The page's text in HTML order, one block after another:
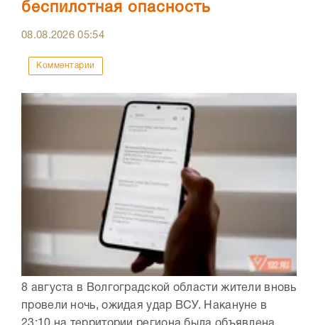
беспилотная опасность
08.08.202605:54
Комментарии
8 августа в Волгоградской области жители вновь
провели ночь, ожидая удар ВСУ. Накануне в